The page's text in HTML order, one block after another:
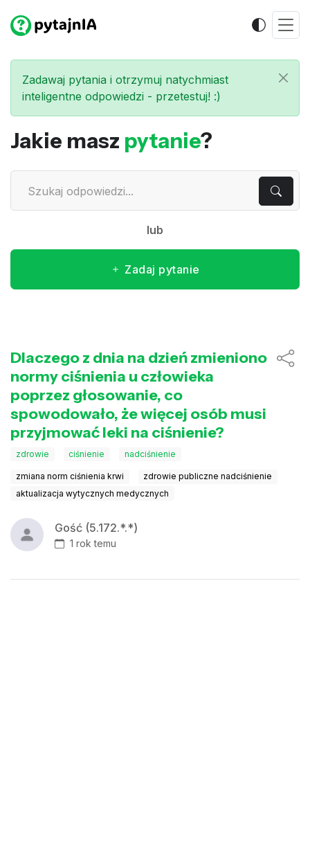
Zadawaj pytania i otrzymuj natychmiast
inteligentne odpowiedzi - przetestuj! :)
Jakie masz pytanie?
lub
Zadaj pytanie
Dlaczego z dnia na dzień zmieniono
normy ciśnienia u człowieka
poprzez głosowanie, co
spowodowało, że więcej osób musi
przyjmować leki na ciśnienie?
zdrowie ciśnienie nadciśnienie
zmiana norm ciśnienia krwi
zdrowie publiczne nadciśnienie
aktualizacja wytycznych medycznych
Gość (5.172.*.*)
1 rok temu